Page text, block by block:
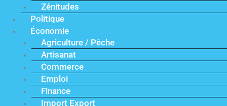
Zénitudes
Politique
Économie
Agriculture / Pêche
Artisanat
Commerce
Emploi
Finance
Import Export